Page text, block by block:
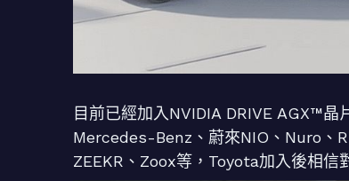
目前已經加入NVIDIA DRIVE AGX™
Mercedes-Benz、蔚來NIO、Nuro、
ZEEKR、Zoox等，Toyota加入後相信